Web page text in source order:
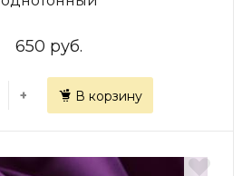
650 руб.
+ В корзину